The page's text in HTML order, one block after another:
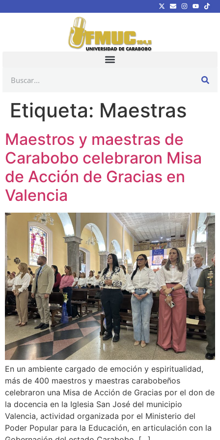
Etiqueta: Maestras
Maestros y maestras de
Carabobo celebraron Misa
de Acción de Gracias en
Valencia
En un ambiente cargado de emoción y espiritualidad,
más de 400 maestros y maestras carabobeños
celebraron una Misa de Acción de Gracias por el don de
la docencia en la Iglesia San José del municipio
Valencia, actividad organizada por el Ministerio del
Poder Popular para la Educación, en articulación con la